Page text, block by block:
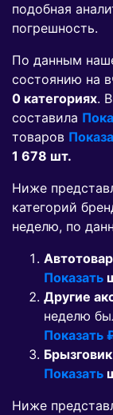
подобная
погрешность.
По данным
состоянию на
0 категориях.
составила
товаров
1 678 шт.
Ниже
категорий
неделю, по
Показать
Другие
неделю
Показать
Брызговик
Показать
Ниже